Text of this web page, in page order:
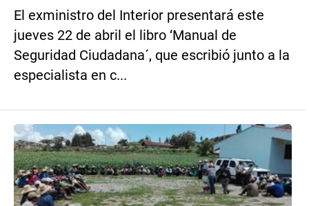
El exministro del Interior presentará este
jueves 22 de abril el libro ‘Manual de
Seguridad Ciudadana´, que escribió junto a la
especialista en c...